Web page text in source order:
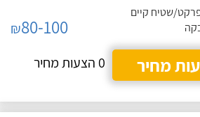
שטיח קיים
₪80-100
מחיר
0 הצעות מחיר